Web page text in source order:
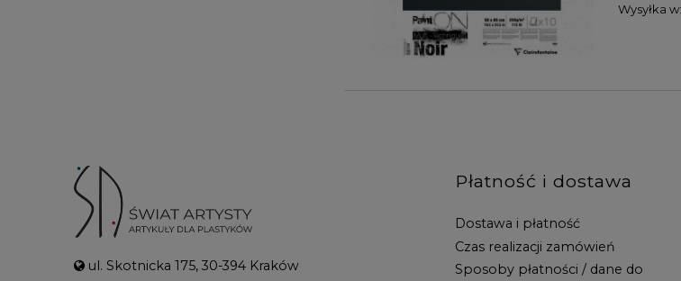
Wysyłka w:
ul. Skotnicka 175, 30-394 Kraków
Płatność i dostawa
Dostawa i płatność
Czas realizacji zamówień
Sposoby płatności / dane do